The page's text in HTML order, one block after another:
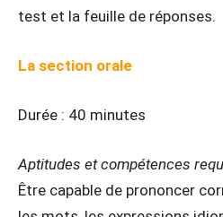
test et la feuille de réponses.
La section orale
Durée : 40 minutes
Aptitudes et compétences
Être capable de prononcer